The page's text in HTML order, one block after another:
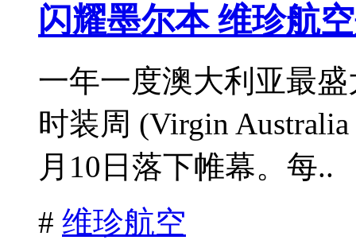
闪耀墨尔本 维珍航
一年一度澳大利亚最
时装周 (Virgin Australia
月10日落下帷幕。每..
# 维珍航空